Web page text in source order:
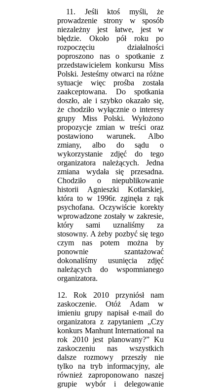
11. Jeśli ktoś myśli, że
prowadzenie strony w sposób
niezależny jest łatwe, jest w
błędzie. Około pół roku po
rozpoczęciu działalności
poproszono nas o spotkanie z
przedstawicielem konkursu Miss
Polski. Jesteśmy otwarci na różne
sytuacje więc prośba została
zaakceptowana. Do spotkania
doszło, ale i szybko okazało się,
że chodziło wyłącznie o interesy
grupy Miss Polski. Wyłożono
propozycje zmian w treści oraz
postawiono warunek. Albo
zmiany, albo do sądu o
wykorzystanie zdjęć do tego
organizatora należących. Jedna
zmiana wydała się przesadna.
Chodziło o niepublikowanie
historii Agnieszki Kotlarskiej,
która to w 1996r. zginęła z rąk
psychofana. Oczywiście korekty
wprowadzone zostały w zakresie,
który sami uznaliśmy za
stosowny. A żeby pozbyć się tego
czym nas potem można by
ponownie szantażować
dokonaliśmy usunięcia zdjęć
należących do wspomnianego
organizatora.
12. Rok 2010 przyniósł nam
zaskoczenie. Otóż Adam w
imieniu grupy napisał e-mail do
organizatora z zapytaniem „Czy
konkurs Manhunt International na
rok 2010 jest planowany?” Ku
zaskoczeniu nas wszystkich
dalsze rozmowy przeszły nie
tylko na tryb informacyjny, ale
również zaproponowano naszej
grupie wybór i delegowanie